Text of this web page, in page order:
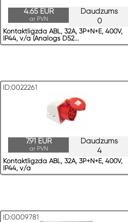
Daudzums
0
4.65 EUR
ar PVN
Kontaktligzda ABL, 32A, 3P+N+E, 400V,
IP44, v/a (Analogs D52...
ID:0022261
Daudzums
4
7.91 EUR
ar PVN
Kontaktligzda ABL, 32A, 3P+N+E, 400V,
IP44, v/a
ID:0009781